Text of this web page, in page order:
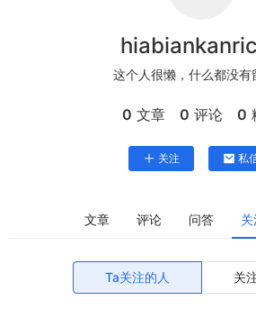
这个人很懒，什么都没有
0 文章 0 评论 0
关注 私
文章 评论 问答 关
Ta关注的人 关